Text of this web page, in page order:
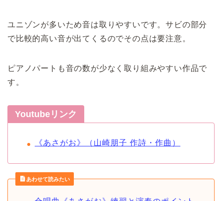
ユニゾンが多いため音は取りやすいです。サビの部分
で比較的高い音が出てくるのでその点は要注意。
ピアノパートも音の数が少なく取り組みやすい作品で
す。
Youtubeリンク
《あさがお》（山崎朋子 作詩・作曲）
あわせて読みたい